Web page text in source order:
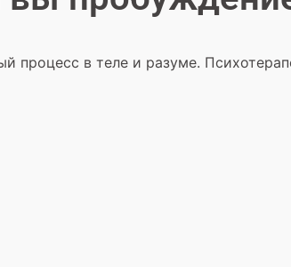
процесс в теле и разуме.